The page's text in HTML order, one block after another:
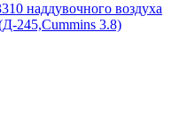
наддувочного воздуха
245,Cummins 3.8)